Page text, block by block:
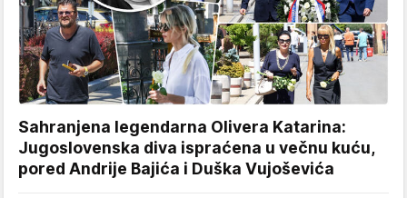
Sahranjena legendarna Olivera Katarina:
Jugoslovenska diva ispraćena u večnu kuću,
pored Andrije Bajića i Duška Vujoševića